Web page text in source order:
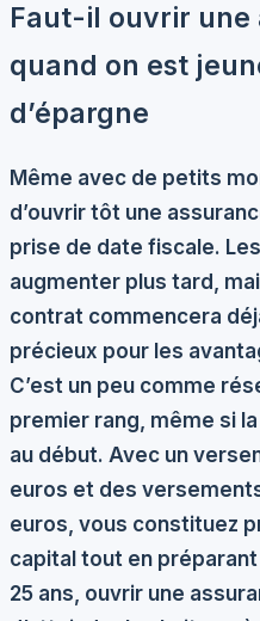
Faut-il ouvrir une
quand on est
d’épargne
Même avec de petits
d’ouvrir tôt une
prise de date fiscale.
augmenter plus tard,
contrat commencera
précieux pour les
C’est un peu comme
premier rang, même si
au début. Avec un
euros et des
euros, vous constituez
capital tout en
25 ans, ouvrir une